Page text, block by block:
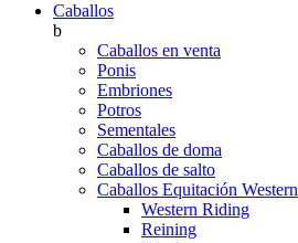
Caballos
b
Caballos en venta
Ponis
Embriones
Potros
Sementales
Caballos de doma
Caballos de salto
Caballos Equitación Western
Western Riding
Reining